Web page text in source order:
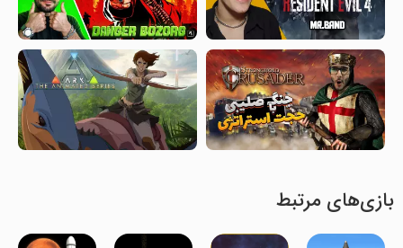
بازی‌های مرتبط